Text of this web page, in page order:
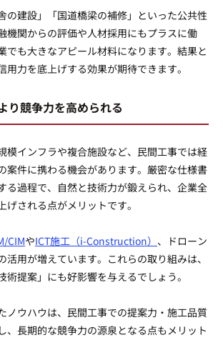
の建設」「国道橋梁の補修」といった公共性
機関からの評価や人材採用にもプラスに働
でも大きなアピール材料になります。結果と
用力を底上げする効果が期待できます。
り競争力を高められる
模インフラや複合施設など、民間工事では経
案件に携わる機会があります。厳密な仕様書
る過程で、自然と技術力が鍛えられ、企業全
げされる点がメリットです。
CIMやICT施工（i-Construction） 、ドローン
活用が増えています。これらの取り組みは、
術提案」にも好影響を与えるでしょう。
ノウハウは、民間工事での提案力・施工品質
、長期的な競争力の源泉となる点もメリット